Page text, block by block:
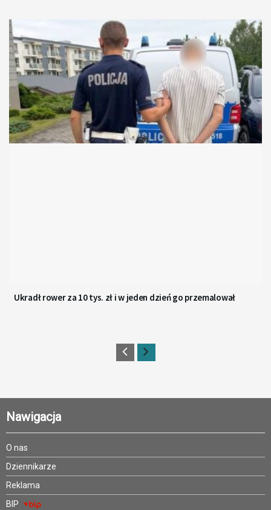
Ukradł rower za 10 tys. zł i w jeden dzień go przemalował
Nawigacja
O nas
Dziennikarze
Reklama
BIP